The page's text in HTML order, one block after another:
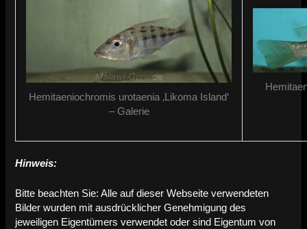
Hemitaeniochromis urotaenia ‚Likoma Island‘
– Galerie
Hinweis:
Bitte beachten Sie: Alle auf dieser Webseite verwendeten
Bilder wurden mit ausdrücklicher Genehmigung des
jeweiligen Eigentümers verwendet oder sind Eigentum von